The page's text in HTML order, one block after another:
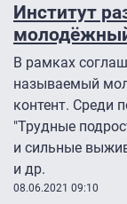
Институт
В рамках
называемый
контент. Среди
"Трудные
и сильные
и др.
08.06.2021 09:10